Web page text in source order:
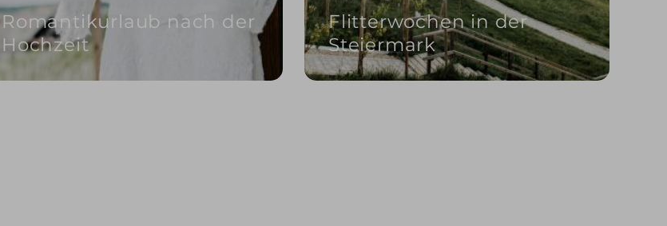
Romantikurlaub nach der
Hochzeit
Flitterwochen in der
Steiermark